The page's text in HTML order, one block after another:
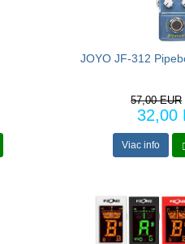
JOYO JF-312
57,00 EUR
32,00
Viac info